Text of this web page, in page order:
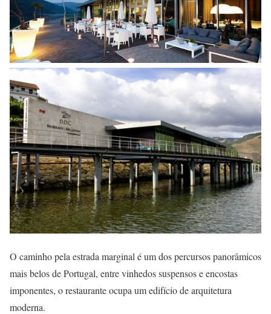
O caminho pela estrada marginal é um dos percursos panorâmicos
mais belos de Portugal, entre vinhedos suspensos e encostas
imponentes, o restaurante ocupa um edifício de arquitetura
moderna.